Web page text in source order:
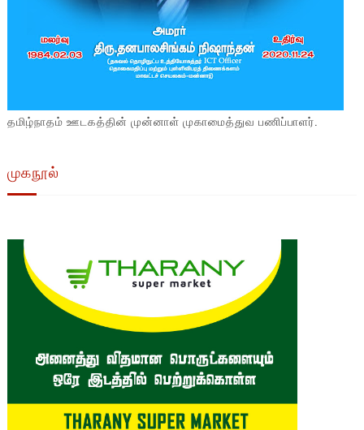
தமிழ்நாதம் ஊடகத்தின் முன்னாள் முகாமைத்துவ பணிப்பாளர்.
முகநூல்